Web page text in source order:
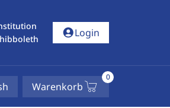
account_circleLogin
Warenkorb
0